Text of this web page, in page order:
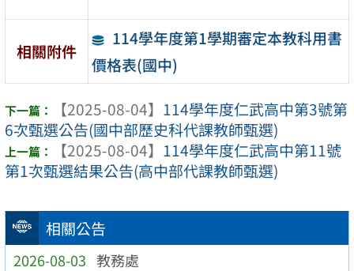
相關公告
2026-08-03 教務處
相關附件
114學年度第1學期審定本教科用書
價格表(國中)
【2025-08-04】 114學年度仁武高中第3號第
6次甄選公告(國中部歷史科代課教師甄選)
【2025-08-04】 114學年度仁武高中第11號
第1次甄選結果公告(高中部代課教師甄選)